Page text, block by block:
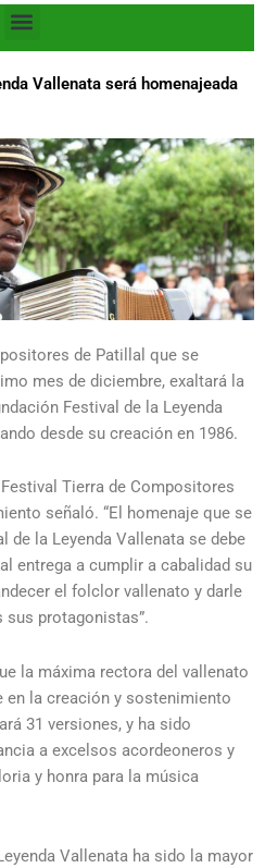
Menu
Vallenata será homenajeada
de Patillal que se
mes de diciembre, exaltará la
Festival de la Leyenda
desde su creación en 1986.
Tierra de Compositores
señaló. “El homenaje que se
de la Leyenda Vallenata se debe
entrega a cumplir a cabalidad su
el folclor vallenato y darle
sus protagonistas”.
la máxima rectora del vallenato
en la creación y sostenimiento
31 versiones, y ha sido
a excelsos acordeoneros y
y honra para la música
Vallenata ha sido la mayor